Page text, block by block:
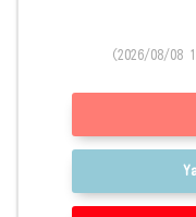
(2026/08/08